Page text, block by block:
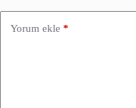
Yorum ekle *